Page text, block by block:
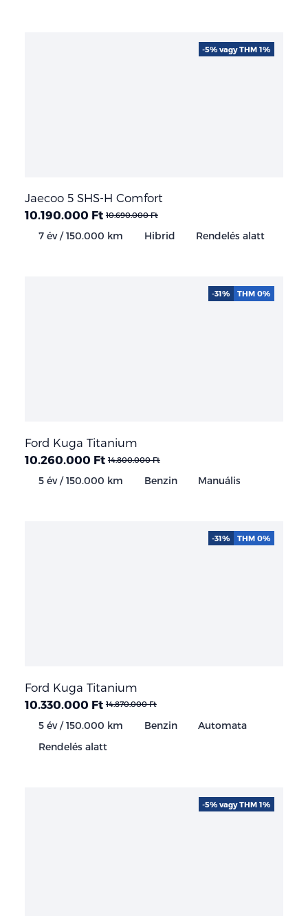
Jaecoo 5 SHS-H Comfort
10.190.000 Ft 10.690.000 Ft
7 év / 150.000 km Hibrid Rendelés alatt
-5% vagy THM 1%
Ford Kuga Titanium
10.260.000 Ft 14.800.000 Ft
5 év / 150.000 km Benzin Manuális
-31% THM 0%
Ford Kuga Titanium
10.330.000 Ft 14.870.000 Ft
5 év / 150.000 km Benzin
Automata
Rendelés alatt
-31% THM 0%
-5% vagy THM 1%